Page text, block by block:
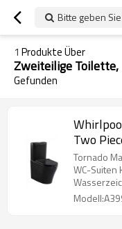
Bitte geben
1 Produkte Über
Zweiteilige
Gefunden
Two
Toilet
Tornado
WC-Suiten